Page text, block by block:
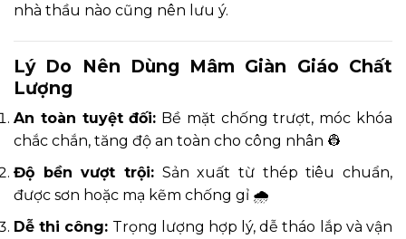
nhà thầu nào cũng nên lưu ý.
Lý Do Nên Dùng Mâm Giàn Giáo Chất
Lượng
An toàn tuyệt đối: Bề mặt chống trượt, móc khóa
chắc chắn, tăng độ an toàn cho công nhân 👷
Độ bền vượt trội: Sản xuất từ thép tiêu chuẩn,
được sơn hoặc mạ kẽm chống gỉ 🌧️
Dễ thi công: Trọng lượng hợp lý, dễ tháo lắp và vận